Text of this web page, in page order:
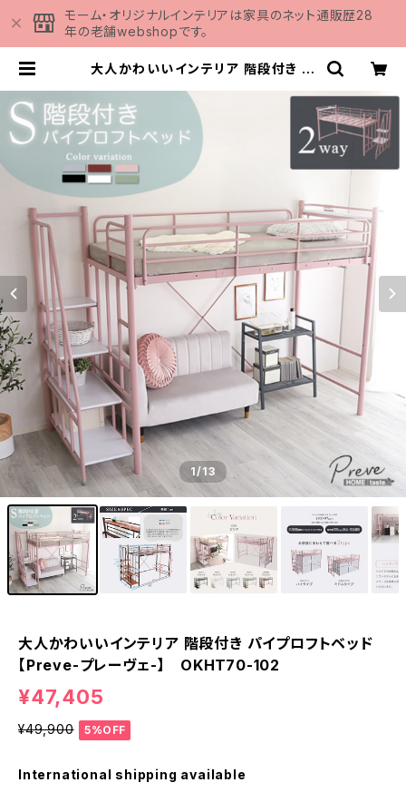
モーム・オリジナルインテリアは家具のネット通販歴28
年の老舗webshopです。
大人かわいいインテリア 階段付き パ
ェ-】 OKHT70-102 | 家具の通販
専門店 MOMU
1/13
大人かわいいインテリア 階段付き パイプロフトベッド
【Preve-プレーヴェ-】 OKHT70-102
¥47,405
¥49,900 5%OFF
International shipping available